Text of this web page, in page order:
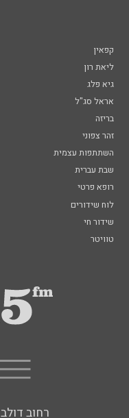
קפאין
ליאת רון
גיא פלג
אראל סג"ל
בריזה
זהר צפוני
השתתפות עצמית
שבת עברית
רופא פרטי
לוח שידורים
שידור חי
טוויטר
רחוב דולב 3, מגדל תפן, ת.ד 56